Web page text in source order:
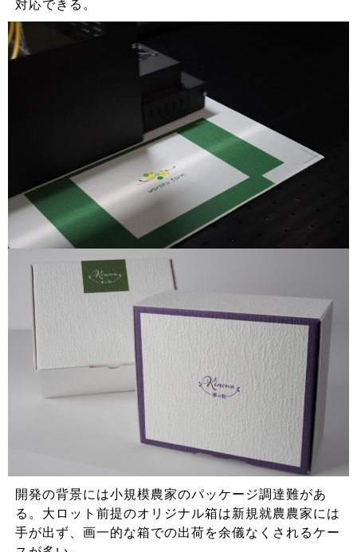
対応できる。
開発の背景には小規模農家のパッケージ調達難があ
る。大ロット前提のオリジナル箱は新規就農農家には
手が出ず、画一的な箱での出荷を余儀なくされるケー